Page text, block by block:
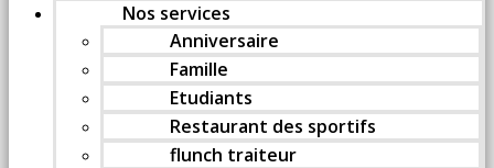
Nos services
Anniversaire
Famille
Etudiants
Restaurant des sportifs
flunch traiteur